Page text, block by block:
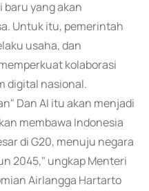
yang akan
Untuk itu, pemerintah
usaha, dan
kolaborasi
digital nasional.
Dan AI itu akan menjadi
membawa Indonesia
di G20, menuju negara
2045," ungkap Menteri
Airlangga Hartarto